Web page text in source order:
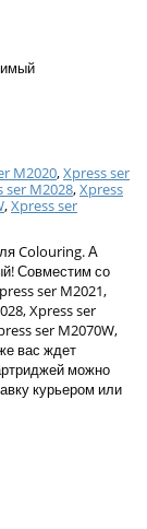
M2020,Xpress ser
ser M2028,Xpress
,Xpress ser
Colouring. А
Совместим со
ser M2021,
Xpress ser
ser M2070W,
вас ждет
можно
курьером или